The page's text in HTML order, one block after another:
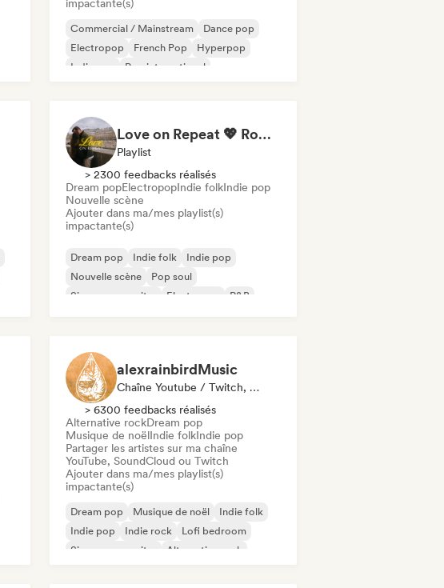
impactante(s)
Commercial / Mainstream
Dance pop
Electropop
French Pop
Hyperpop
Indie pop
Pop international
Love on Repeat 💖 Romantic Indie Pop, Neo Soul & Singer-Songwriter
Playlist
> 2300 feedbacks réalisés
Dream popElectropopIndie folkIndie pop
Nouvelle scène
Ajouter dans ma/mes playlist(s)
impactante(s)
Dream pop Indie folk
Indie pop
Nouvelle scène
Pop soul
Singer-songwriter
Electropop R&B
alexrainbirdMusic
Chaîne Youtube / Twitch, Playlist
> 6300 feedbacks réalisés
Alternative rockDream pop
Musique de noëlIndie folkIndie pop
Partager les artistes sur ma chaîne
YouTube, SoundCloud ou Twitch
Ajouter dans ma/mes playlist(s)
impactante(s)
Dream pop Musique de noël
Indie folk
Indie pop
Indie rock
Lofi bedroom
Singer-songwriter
Alternative rock